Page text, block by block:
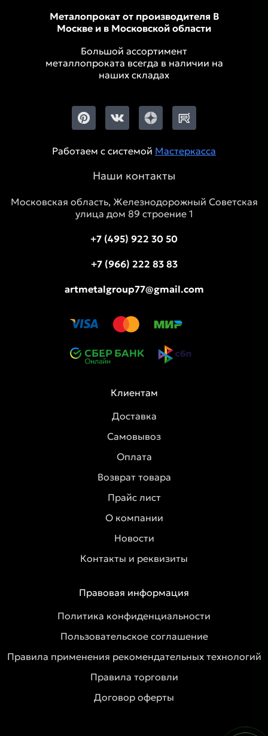
Металопрокат от производителя В
Москве и в Московской области
Большой ассортимент
металлопроката всегда в наличии на
наших складах
Работаем с системой Мастеркасса
Наши контакты
Московская область, Железнодорожный Советская
улица дом 89 строение 1
+7 (495) 922 30 50
+7 (966) 222 83 83
artmetalgroup77@gmail.com
Клиентам
Доставка
Самовывоз
Оплата
Возврат товара
Прайс лист
О компании
Новости
Контакты и реквизиты
Правовая информация
Политика конфиденциальности
Пользовательское соглашение
Правила применения рекомендательных технологий
Правила торговли
Договор оферты